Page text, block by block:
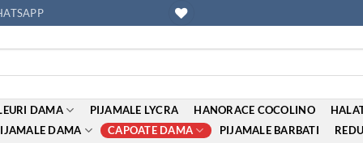
DAMA PIJAMALE LYCRA HANORACE COCOLINO
DAMA CAPOATE DAMA PIJAMALE BARBATI